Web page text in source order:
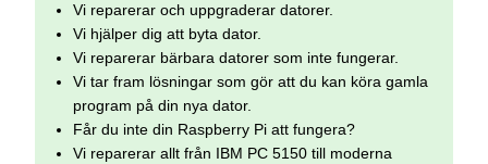
Vi reparerar och uppgraderar datorer.
Vi hjälper dig att byta dator.
Vi reparerar bärbara datorer som inte fungerar.
Vi tar fram lösningar som gör att du kan köra gamla
program på din nya dator.
Får du inte din Raspberry Pi att fungera?
Vi reparerar allt från IBM PC 5150 till moderna